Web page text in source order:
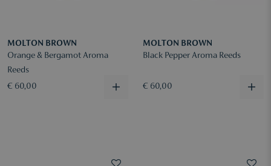
MOLTON BROWN
Orange & Bergamot Aroma
Reeds
€ 60,00
MOLTON BROWN
Black Pepper Aroma Reeds
€ 60,00